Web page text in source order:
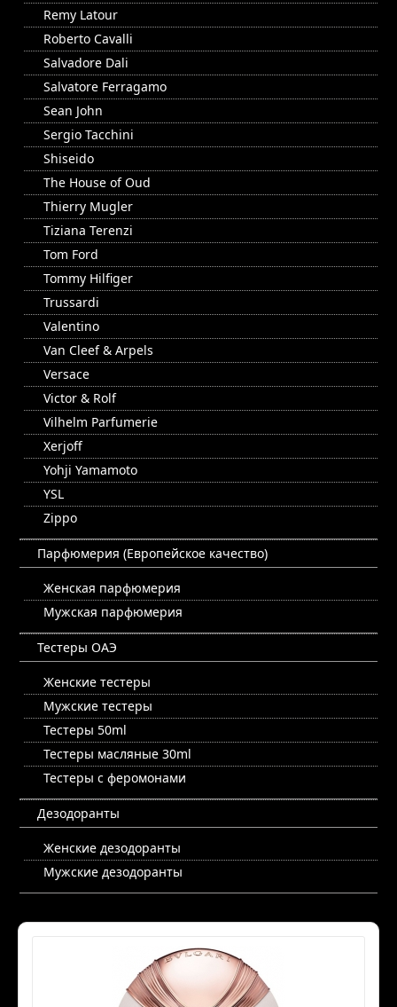
Remy Latour
Roberto Cavalli
Salvadore Dali
Salvatore Ferragamo
Sean John
Sergio Tacchini
Shiseido
The House of Oud
Thierry Mugler
Tiziana Terenzi
Tom Ford
Tommy Hilfiger
Trussardi
Valentino
Van Cleef & Arpels
Versace
Victor & Rolf
Vilhelm Parfumerie
Xerjoff
Yohji Yamamoto
YSL
Zippo
Парфюмерия (Европейское качество)
Женская парфюмерия
Мужская парфюмерия
Тестеры ОАЭ
Женские тестеры
Мужские тестеры
Тестеры 50ml
Тестеры масляные 30ml
Тестеры с феромонами
Дезодоранты
Женские дезодоранты
Мужские дезодоранты